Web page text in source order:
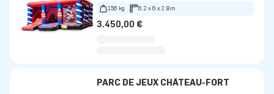
156 kg 6.2 x 6 x 2.8m
3.450,00 €
PARC DE JEUX CHÂTEAU-FORT